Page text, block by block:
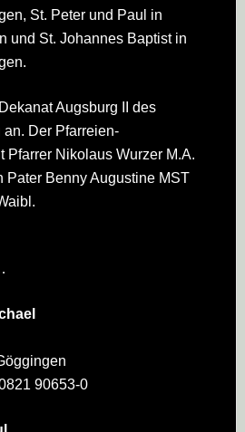
St. Peter und Paul in
und St. Johannes Baptist in
Augsburg II des
an. Der Pfarreien­
Pfarrer Nikolaus Wurzer M.A.
Pater Benny Augustine MST
90653-0